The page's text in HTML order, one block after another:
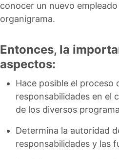
conocer un nuevo
organigrama.
Entonces, la
aspectos:
Hace posible el proceso
responsabilidades en el
de los diversos
Determina la autoridad
responsabilidades y las